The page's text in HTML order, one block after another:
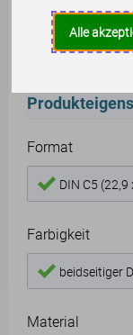
Alle
Format
DIN C5
Farbigkeit
beidseitiger
Material